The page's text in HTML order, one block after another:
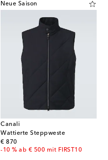
Neue Saison
Canali
Wattierte Steppweste
€ 870
original price
-10 % ab € 500 mit FIRST10